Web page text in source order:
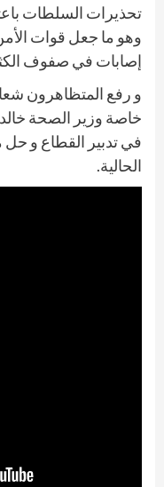
تحذيرات السلطات
وهو ما جعل قوات
إصابات في صفوف
و رفع المتظاهرون
خاصة وزير الصحة
في تدبير القطاع و
الحالية.